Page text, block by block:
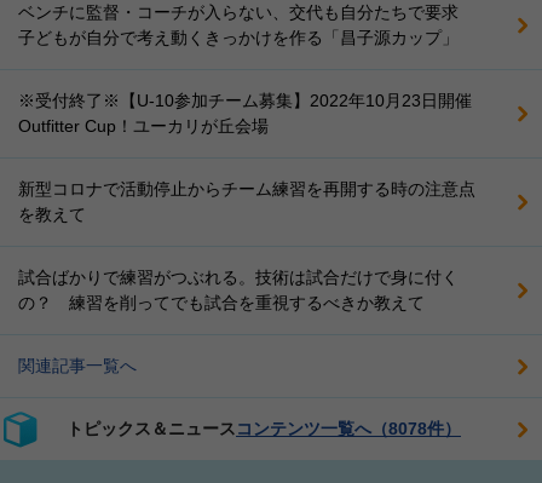
ベンチに監督・コーチが入らない、交代も自分たちで要求
子どもが自分で考え動くきっかけを作る「昌子源カップ」
※受付終了※【U-10参加チーム募集】2022年10月23日開催
Outfitter Cup！ユーカリが丘会場
新型コロナで活動停止からチーム練習を再開する時の注意点
を教えて
試合ばかりで練習がつぶれる。技術は試合だけで身に付く
の？ 練習を削ってでも試合を重視するべきか教えて
関連記事一覧へ
トピックス＆ニュース コンテンツ一覧へ（8078件）